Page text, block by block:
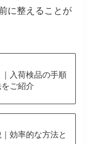
に整えることが
入荷検品の手順
ご紹介
効率的な方法と